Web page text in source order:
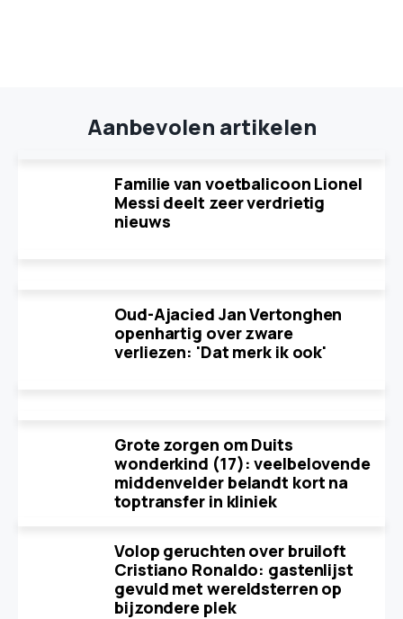
Aanbevolen artikelen
Familie van voetbalicoon Lionel
Messi deelt zeer verdrietig
nieuws
Oud-Ajacied Jan Vertonghen
openhartig over zware
verliezen: 'Dat merk ik ook'
Grote zorgen om Duits
wonderkind (17): veelbelovende
middenvelder belandt kort na
toptransfer in kliniek
Volop geruchten over bruiloft
Cristiano Ronaldo: gastenlijst
gevuld met wereldsterren op
bijzondere plek